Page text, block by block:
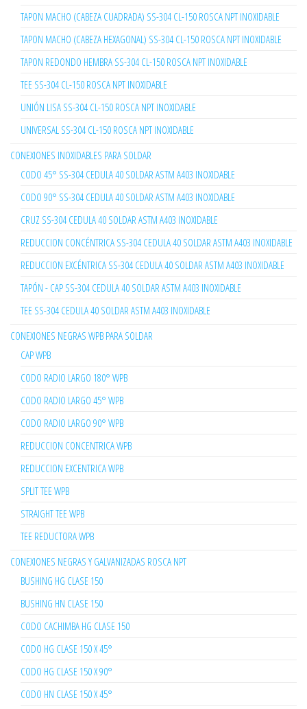
TAPON MACHO (CABEZA CUADRADA) SS-304 CL-150 ROSCA NPT INOXIDABLE
TAPON MACHO (CABEZA HEXAGONAL) SS-304 CL-150 ROSCA NPT INOXIDABLE
TAPON REDONDO HEMBRA SS-304 CL-150 ROSCA NPT INOXIDABLE
TEE SS-304 CL-150 ROSCA NPT INOXIDABLE
UNIÓN LISA SS-304 CL-150 ROSCA NPT INOXIDABLE
UNIVERSAL SS-304 CL-150 ROSCA NPT INOXIDABLE
CONEXIONES INOXIDABLES PARA SOLDAR
CODO 45° SS-304 CEDULA 40 SOLDAR ASTM A403 INOXIDABLE
CODO 90° SS-304 CEDULA 40 SOLDAR ASTM A403 INOXIDABLE
CRUZ SS-304 CEDULA 40 SOLDAR ASTM A403 INOXIDABLE
REDUCCION CONCÉNTRICA SS-304 CEDULA 40 SOLDAR ASTM A403 INOXIDABLE
REDUCCION EXCÉNTRICA SS-304 CEDULA 40 SOLDAR ASTM A403 INOXIDABLE
TAPÓN - CAP SS-304 CEDULA 40 SOLDAR ASTM A403 INOXIDABLE
TEE SS-304 CEDULA 40 SOLDAR ASTM A403 INOXIDABLE
CONEXIONES NEGRAS WPB PARA SOLDAR
CAP WPB
CODO RADIO LARGO 180° WPB
CODO RADIO LARGO 45° WPB
CODO RADIO LARGO 90° WPB
REDUCCION CONCENTRICA WPB
REDUCCION EXCENTRICA WPB
SPLIT TEE WPB
STRAIGHT TEE WPB
TEE REDUCTORA WPB
CONEXIONES NEGRAS Y GALVANIZADAS ROSCA NPT
BUSHING HG CLASE 150
BUSHING HN CLASE 150
CODO CACHIMBA HG CLASE 150
CODO HG CLASE 150 X 45°
CODO HG CLASE 150 X 90°
CODO HN CLASE 150 X 45°